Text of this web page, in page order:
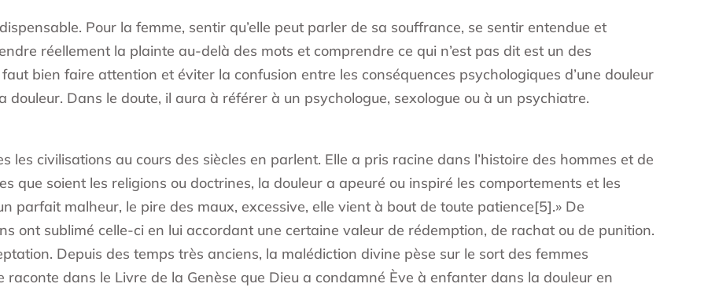
Pour la femme, sentir qu’elle peut parler de sa souffrance, se sentir entendue et
réellement la plainte au-delà des mots et comprendre ce qui n’est pas dit est un des
bien faire attention et éviter la confusion entre les conséquences psychologiques d’une douleur
douleur. Dans le doute, il aura à référer à un psychologue, sexologue ou à un psychiatre.
les civilisations au cours des siècles en parlent. Elle a pris racine dans l’histoire des hommes et de
que soient les religions ou doctrines, la douleur a apeuré ou inspiré les comportements et les
parfait malheur, le pire des maux, excessive, elle vient à bout de toute patience[5].» De
ont sublimé celle-ci en lui accordant une certaine valeur de rédemption, de rachat ou de punition.
Depuis des temps très anciens, la malédiction divine pèse sur le sort des femmes
raconte dans le Livre de la Genèse que Dieu a condamné Ève à enfanter dans la douleur en